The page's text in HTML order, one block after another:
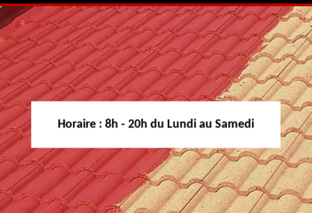
Horaire : 8h - 20h du Lundi au Samedi